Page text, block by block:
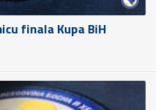
finala Kupa BiH